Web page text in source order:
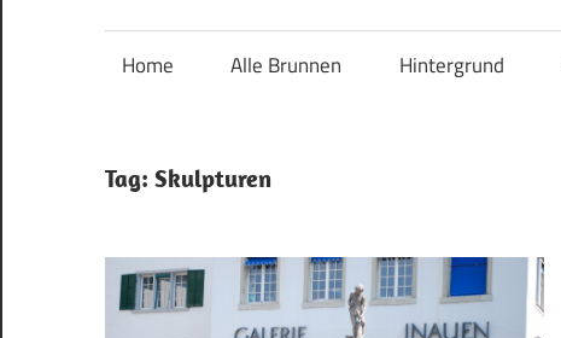
Home Alle Brunnen Hintergrund
Tag: Skulpturen